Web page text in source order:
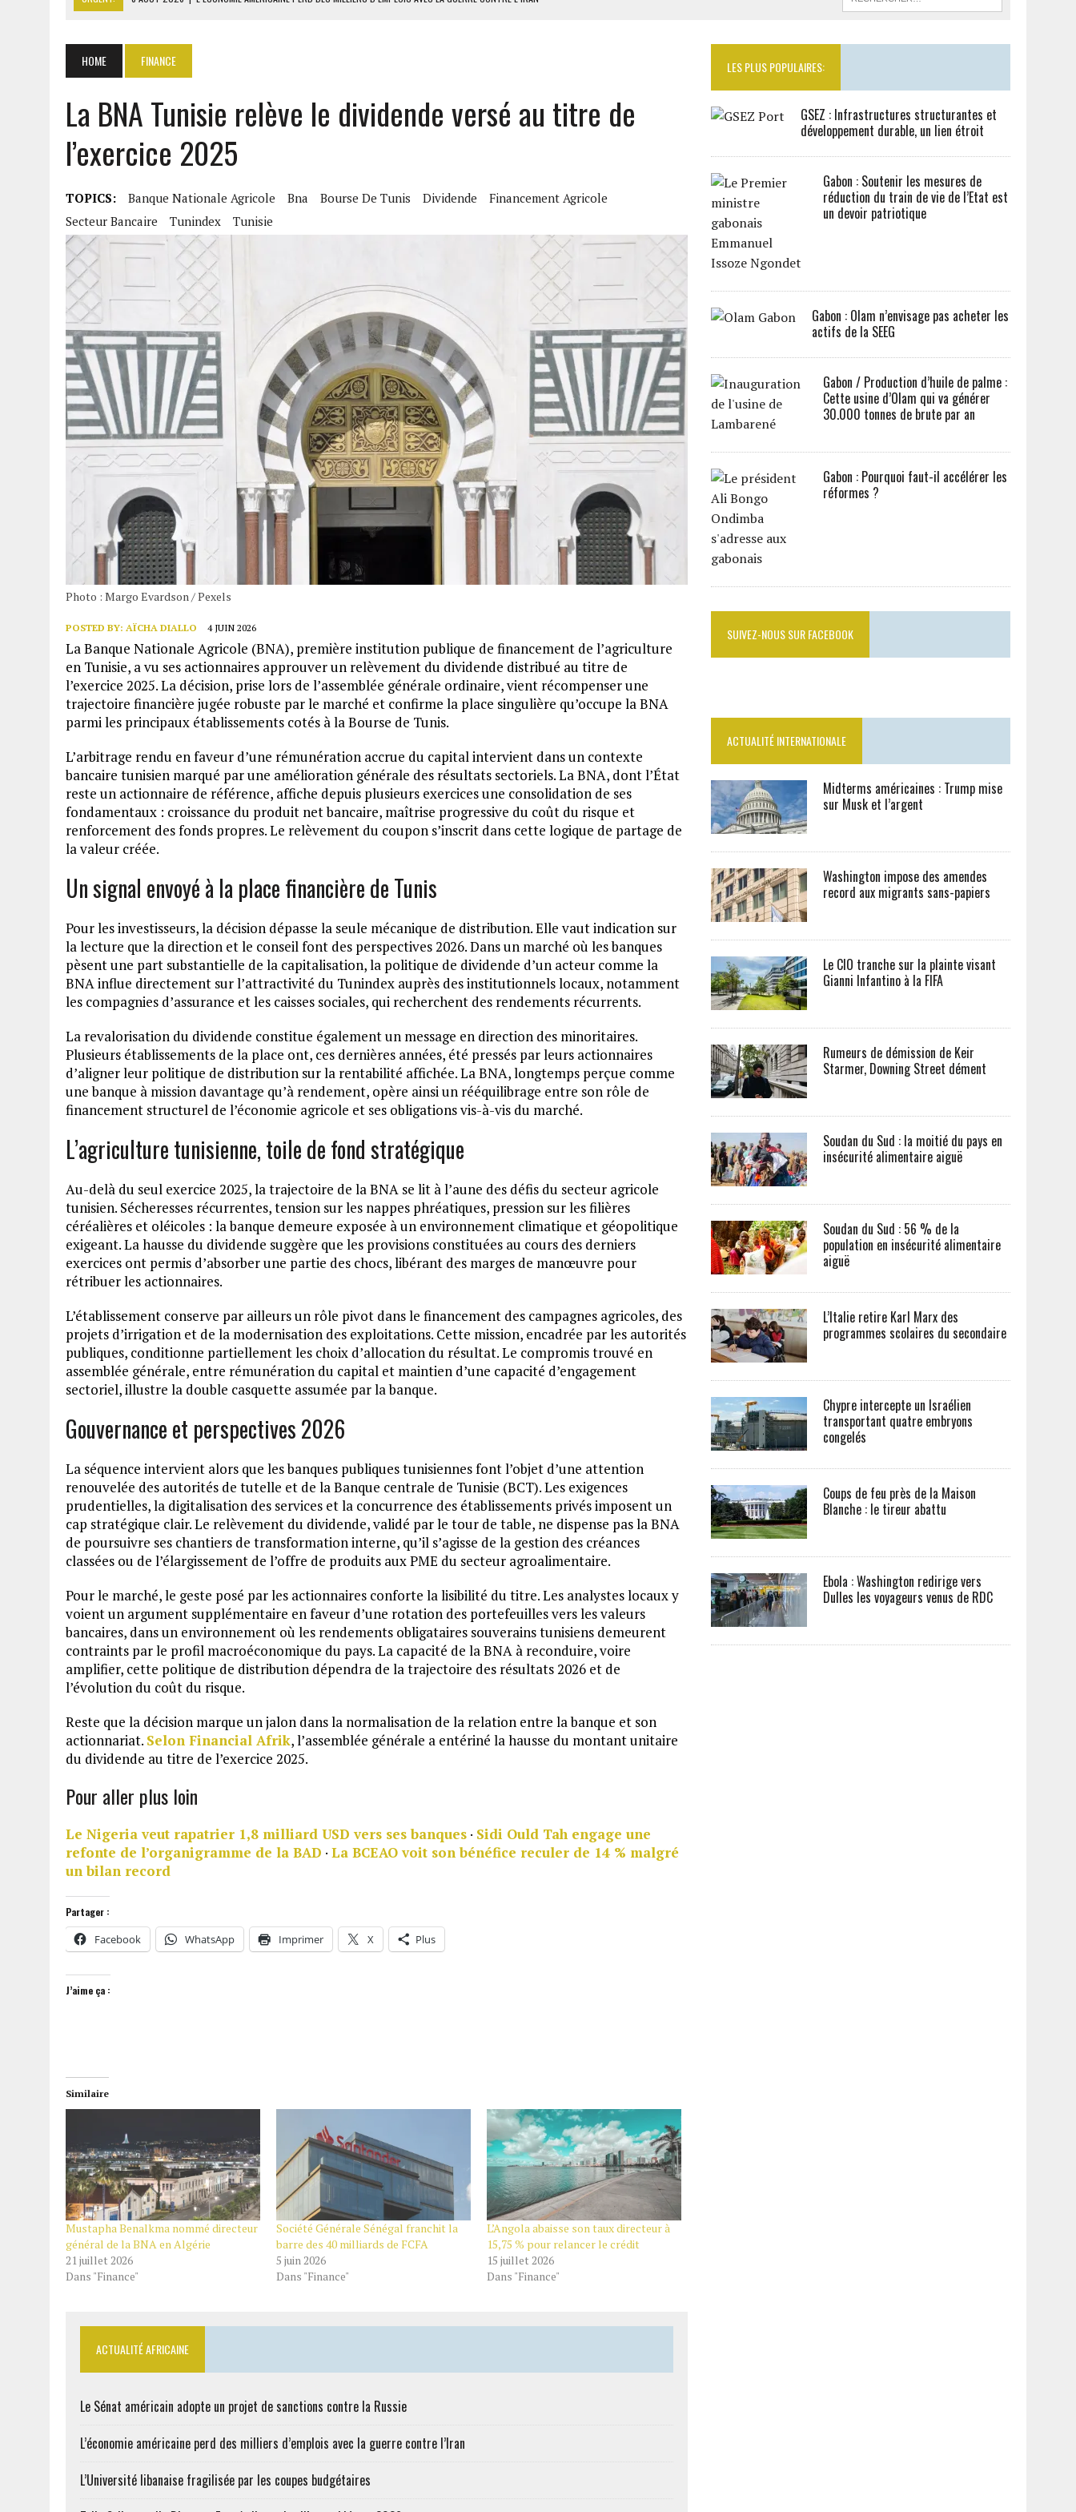
8 AOÛT 2026 | LIBAN-SUD : LE CHANTIER DE RECONSTRUCTION DES VILLAGES S’OUVRE TIMIDEMENT
8 AOÛT 2026
LE SÉNAT AMÉRICAIN ADOPTE UN PROJET DE SANCTIONS CONTRE LA RUSSIE
HOME FINANCE
La BNA Tunisie relève le dividende versé au titre de
l’exercice 2025
TOPICS: Banque Nationale Agricole Bna Bourse De Tunis Dividende
Financement Agricole
Secteur Bancaire
Tunindex Tunisie
Photo : Margo Evardson / Pexels
POSTED BY: AÏCHA DIALLO 4 JUIN 2026
La Banque Nationale Agricole (BNA), première institution publique de financement de l’agriculture
en Tunisie, a vu ses actionnaires approuver un relèvement du dividende distribué au titre de
l’exercice 2025. La décision, prise lors de l’assemblée générale ordinaire, vient récompenser une
trajectoire financière jugée robuste par le marché et confirme la place singulière qu’occupe la BNA
parmi les principaux établissements cotés à la Bourse de Tunis.
L’arbitrage rendu en faveur d’une rémunération accrue du capital intervient dans un contexte
bancaire tunisien marqué par une amélioration générale des résultats sectoriels. La BNA, dont l’État
reste un actionnaire de référence, affiche depuis plusieurs exercices une consolidation de ses
fondamentaux : croissance du produit net bancaire, maîtrise progressive du coût du risque et
renforcement des fonds propres. Le relèvement du coupon s’inscrit dans cette logique de partage de
la valeur créée.
Un signal envoyé à la place financière de Tunis
Pour les investisseurs, la décision dépasse la seule mécanique de distribution. Elle vaut indication sur
la lecture que la direction et le conseil font des perspectives 2026. Dans un marché où les banques
pèsent une part substantielle de la capitalisation, la politique de dividende d’un acteur comme la
BNA influe directement sur l’attractivité du Tunindex auprès des institutionnels locaux, notamment
les compagnies d’assurance et les caisses sociales, qui recherchent des rendements récurrents.
La revalorisation du dividende constitue également un message en direction des minoritaires.
Plusieurs établissements de la place ont, ces dernières années, été pressés par leurs actionnaires
d’aligner leur politique de distribution sur la rentabilité affichée. La BNA, longtemps perçue comme
une banque à mission davantage qu’à rendement, opère ainsi un rééquilibrage entre son rôle de
financement structurel de l’économie agricole et ses obligations vis-à-vis du marché.
L’agriculture tunisienne, toile de fond stratégique
Au-delà du seul exercice 2025, la trajectoire de la BNA se lit à l’aune des défis du secteur agricole
tunisien. Sécheresses récurrentes, tension sur les nappes phréatiques, pression sur les filières
céréalières et oléicoles : la banque demeure exposée à un environnement climatique et géopolitique
exigeant. La hausse du dividende suggère que les provisions constituées au cours des derniers
exercices ont permis d’absorber une partie des chocs, libérant des marges de manœuvre pour
rétribuer les actionnaires.
L’établissement conserve par ailleurs un rôle pivot dans le financement des campagnes agricoles, des
projets d’irrigation et de la modernisation des exploitations. Cette mission, encadrée par les autorités
publiques, conditionne partiellement les choix d’allocation du résultat. Le compromis trouvé en
assemblée générale, entre rémunération du capital et maintien d’une capacité d’engagement
sectoriel, illustre la double casquette assumée par la banque.
Gouvernance et perspectives 2026
La séquence intervient alors que les banques publiques tunisiennes font l’objet d’une attention
renouvelée des autorités de tutelle et de la Banque centrale de Tunisie (BCT). Les exigences
prudentielles, la digitalisation des services et la concurrence des établissements privés imposent un
cap stratégique clair. Le relèvement du dividende, validé par le tour de table, ne dispense pas la BNA
de poursuivre ses chantiers de transformation interne, qu’il s’agisse de la gestion des créances
classées ou de l’élargissement de l’offre de produits aux PME du secteur agroalimentaire.
Pour le marché, le geste posé par les actionnaires conforte la lisibilité du titre. Les analystes locaux y
voient un argument supplémentaire en faveur d’une rotation des portefeuilles vers les valeurs
bancaires, dans un environnement où les rendements obligataires souverains tunisiens demeurent
contraints par le profil macroéconomique du pays. La capacité de la BNA à reconduire, voire
amplifier, cette politique de distribution dépendra de la trajectoire des résultats 2026 et de
l’évolution du coût du risque.
Reste que la décision marque un jalon dans la normalisation de la relation entre la banque et son
actionnariat. Selon Financial Afrik, l’assemblée générale a entériné la hausse du montant unitaire
du dividende au titre de l’exercice 2025.
Pour aller plus loin
Le Nigeria veut rapatrier 1,8 milliard USD vers ses banques · Sidi Ould Tah engage une
refonte de l’organigramme de la BAD · La BCEAO voit son bénéfice reculer de 14 % malgré
un bilan record
Partager :
Facebook WhatsApp Imprimer X Plus
J’aime ça :
Similaire
Mustapha Benalkma nommé directeur
général de la BNA en Algérie
21 juillet 2026
Dans "Finance"
Société Générale Sénégal franchit la
barre des 40 milliards de FCFA
5 juin 2026
Dans "Finance"
L’Angola abaisse son taux directeur à
15,75 % pour relancer le crédit
15 juillet 2026
Dans "Finance"
ACTUALITÉ AFRICAINE
Le Sénat américain adopte un projet de sanctions contre la Russie
L’économie américaine perd des milliers d’emplois avec la guerre contre l’Iran
L’Université libanaise fragilisée par les coupes budgétaires
LES PLUS POPULAIRES:
GSEZ : Infrastructures structurantes et
développement durable, un lien étroit
Gabon : Soutenir les mesures de
réduction du train de vie de l’Etat est
un devoir patriotique
Gabon : Olam n’envisage pas acheter les
actifs de la SEEG
Gabon / Production d’huile de palme :
Cette usine d’Olam qui va générer
30.000 tonnes de brute par an
Gabon : Pourquoi faut-il accélérer les
réformes ?
SUIVEZ-NOUS SUR FACEBOOK
ACTUALITÉ INTERNATIONALE
Midterms américaines : Trump mise
sur Musk et l’argent
Washington impose des amendes
record aux migrants sans-papiers
Le CIO tranche sur la plainte visant
Gianni Infantino à la FIFA
Rumeurs de démission de Keir
Starmer, Downing Street dément
Soudan du Sud : la moitié du pays en
insécurité alimentaire aiguë
Soudan du Sud : 56 % de la
population en insécurité alimentaire
aiguë
L’Italie retire Karl Marx des
programmes scolaires du secondaire
Chypre intercepte un Israélien
transportant quatre embryons
congelés
Coups de feu près de la Maison
Blanche : le tireur abattu
Ebola : Washington redirige vers
Dulles les voyageurs venus de RDC